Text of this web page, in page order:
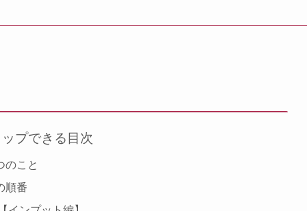
プできる目次
のこと
順番